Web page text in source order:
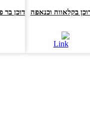
בקלאווה וכנאפה דוכן בר